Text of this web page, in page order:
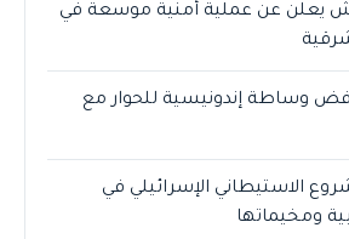
يعلن عن عملية أمنية موسعة في
وساطة إندونيسية للحوار مع
الاستيطاني الإسرائيلي في
ومخيماتها